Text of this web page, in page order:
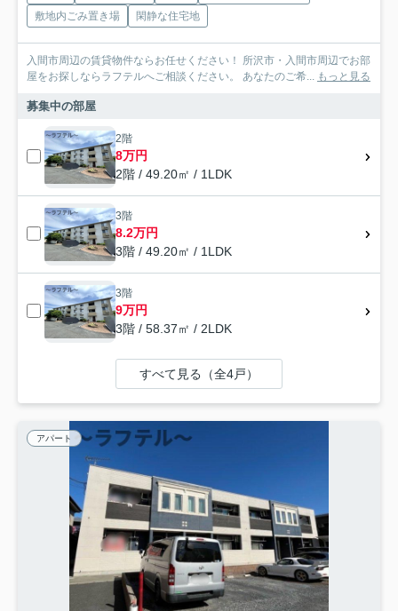
敷地内ごみ置き場
閑静な住宅地
入間市周辺の賃貸物件ならお任せください！ 所沢市・入間市周辺でお部
屋をお探しならラフテルへご相談ください。 あなたのご希...
もっと見る
募集中の部屋
2階
8万円
2階 / 49.20㎡ / 1LDK
3階
8.2万円
3階 / 49.20㎡ / 1LDK
3階
9万円
3階 / 58.37㎡ / 2LDK
すべて見る（全4戸）
アパート